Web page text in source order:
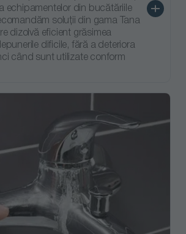
echipamentelor din bucătăriile
soluții din gama Tana
dizolvă eficient grăsimea
dificile, fără a deteriora
când sunt utilizate conform
Detergent
cuptoare si hote,
can 10 L, Orbin
7040000211
În stoc
Suma Grill -
Detergent pentru
gratare, 5L,
În stoc